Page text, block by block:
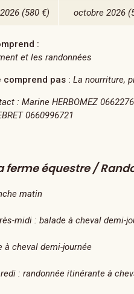
(580 €) octobre 2026
:
et les randonnées
comprend pas : La nourriture,
: Marine HERBOMEZ
0660996721
ferme équestre /
matin
midi : balade à cheval demi-
à cheval demi-journée
: randonnée itinérante à